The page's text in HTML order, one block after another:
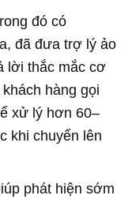
đó có
đã đưa trợ lý ảo
lời thắc mắc cơ
hàng gọi
xử lý hơn 60–
khi chuyển lên
phát hiện sớm